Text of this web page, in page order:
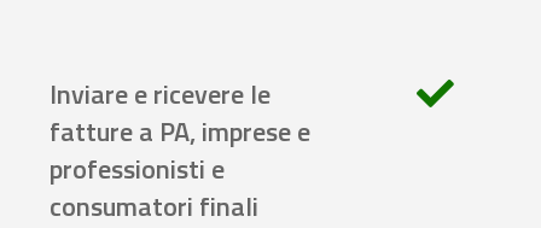
Inviare e ricevere le
fatture a PA, imprese e
professionisti e
consumatori finali